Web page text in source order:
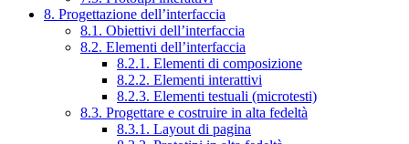
8. Progettazione dell’interfaccia
8.1. Obiettivi dell’interfaccia
8.2. Elementi dell’interfaccia
8.2.1. Elementi di composizione
8.2.2. Elementi interattivi
8.2.3. Elementi testuali (microtesti)
8.3. Progettare e costruire in alta fedeltà
8.3.1. Layout di pagina